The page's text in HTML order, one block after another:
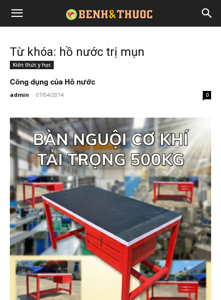
Từ khóa: hồ nước trị mụn
Kiến thức y học
Công dụng của Hồ nước
admin - 07/04/2014 0